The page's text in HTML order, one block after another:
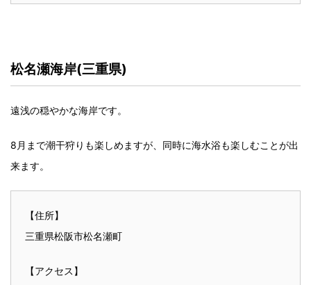
松名瀬海岸(三重県)
遠浅の穏やかな海岸です。
8月まで潮干狩りも楽しめますが、同時に海水浴も楽しむことが出
来ます。
【住所】
三重県松阪市松名瀬町
【アクセス】